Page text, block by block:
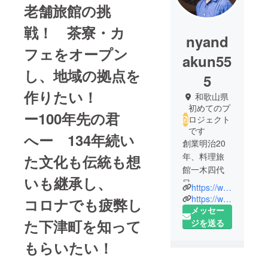
老舗旅館の挑
戦！ 茶寮・カ
フェをオープン
し、地域の拠点を
作りたい！
ー100年先の君
へー 134年続い
た文化も伝統も想
いも継承し、
コロナでも疲弊し
た下津町を知って
もらいたい！
nyand
akun55
5
和歌山県
初めてのプ
ロジェクト
です
創業明治20
年、料理旅
館一木四代
目
一日の半分
は大学入試
数学教師を
https://www.instaglam.com/ichiki_shimmotsu
https://www.twitter.com/@ken555_jp
メッセー
ジを送る